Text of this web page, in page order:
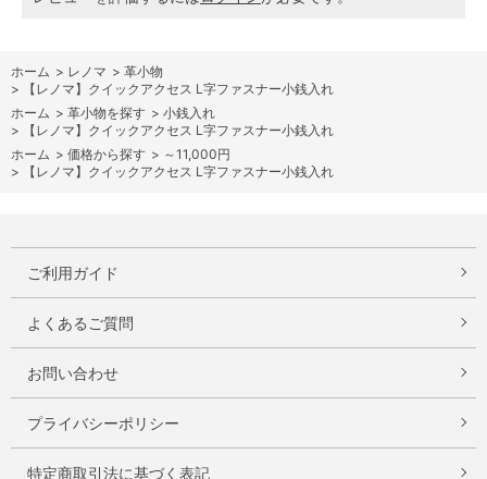
ホーム > レノマ > 革小物
>
【レノマ】クイックアクセス L字ファスナー小銭入れ
ホーム > 革小物を探す > 小銭入れ
>
【レノマ】クイックアクセス L字ファスナー小銭入れ
ホーム > 価格から探す > ～11,000円
>
【レノマ】クイックアクセス L字ファスナー小銭入れ
ご利用ガイド
よくあるご質問
お問い合わせ
プライバシーポリシー
特定商取引法に基づく表記